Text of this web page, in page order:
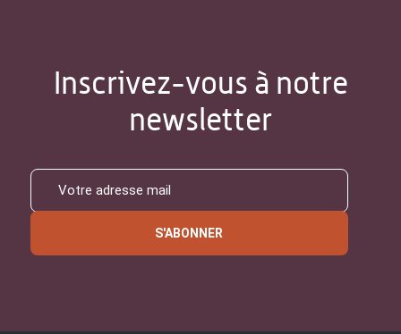
Inscrivez-vous à notre
newsletter
S'ABONNER